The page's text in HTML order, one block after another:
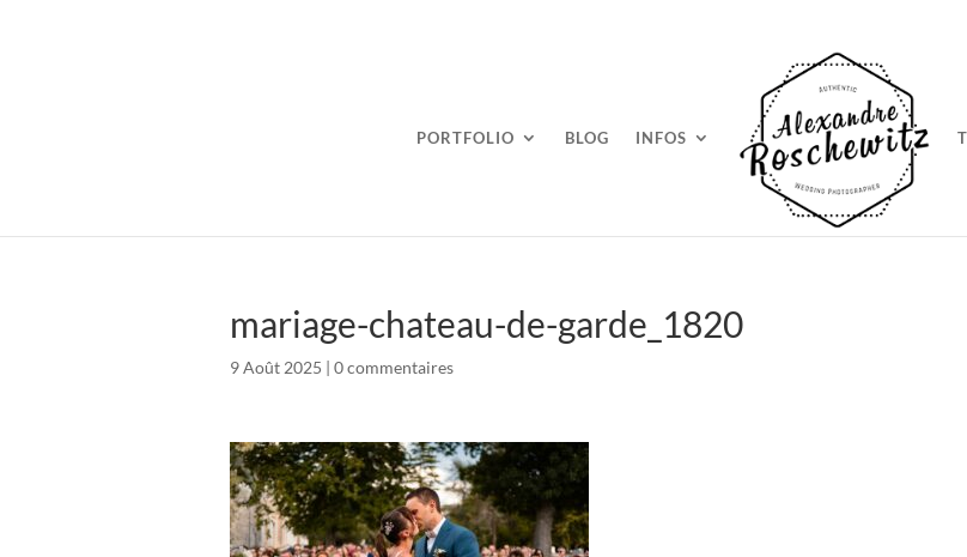
PORTFOLIO BLOG INFOS
mariage-chateau-de-garde_1820
9 Août 2025 | 0 commentaires